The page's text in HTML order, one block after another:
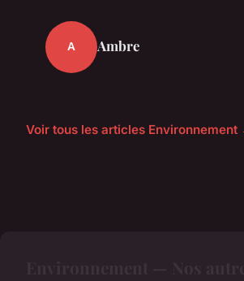
A Ambre
Voir tous les articles Environnement